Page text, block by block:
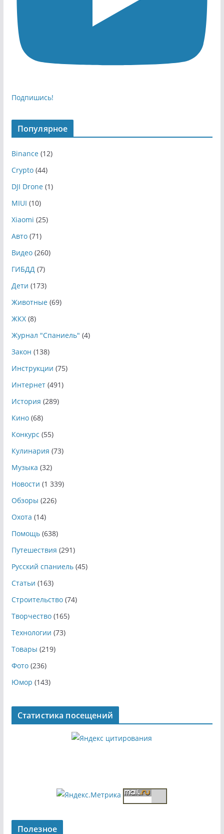
Подпишись!
Популярное
Binance(12)
Crypto(44)
DJI Drone(1)
MIUI (10)
Xiaomi (25)
Авто(71)
Видео(260)
ГИБДД(7)
Дети (173)
Животные(69)
ЖКХ(8)
Журнал "Спаниель" (4)
Закон (138)
Инструкции (75)
Интернет(491)
История (289)
Кино(68)
Конкурс (55)
Кулинария (73)
Музыка (32)
Новости (1 339)
Обзоры (226)
Охота (14)
Помощь(638)
Путешествия (291)
Русский спаниель(45)
Статьи (163)
Строительство(74)
Творчество(165)
Технологии (73)
Товары (219)
Фото(236)
Юмор (143)
Статистика посещений
Полезное